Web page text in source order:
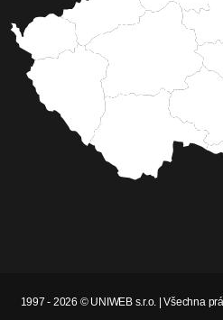
1997 - 2026 © UNIWEB s.r.o. | Všechna